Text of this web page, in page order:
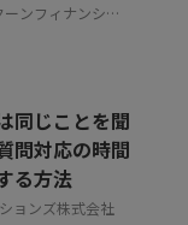
ンフィナンシャ
同じことを聞
問対応の時間
る方法
ョンズ株式会社